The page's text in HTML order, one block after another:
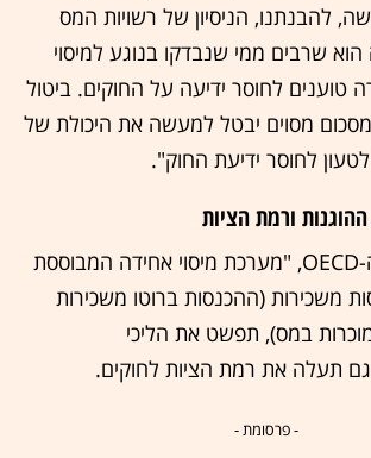
להבנתנו, הניסיון של רשויות המס
שרבים ממי שנבדקו בנוגע למיסוי
טוענים לחוסר ידיעה על החוקים. ביטול
מסוים יבטל למעשה את היכולת של
לחוסר ידיעת החוק".
ורמת הציות
לפי הציפיות של ה-OECD, "מערכת מיסוי אחידה המבוססת
משכירות (ההכנסות ברוטו משכירות
במס), תפשט את הליכי
תעלה את רמת הציות לחוקים.
- פרסומת -